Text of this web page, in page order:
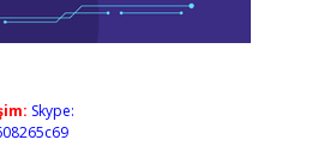
Skype: